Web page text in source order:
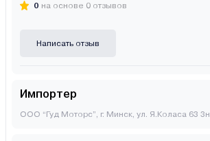
0 на основе 0 отзывов
Написать отзыв
Импортер
ООО “Гуд Моторс”, г. Минск, ул. Я.Коласа 63 3н